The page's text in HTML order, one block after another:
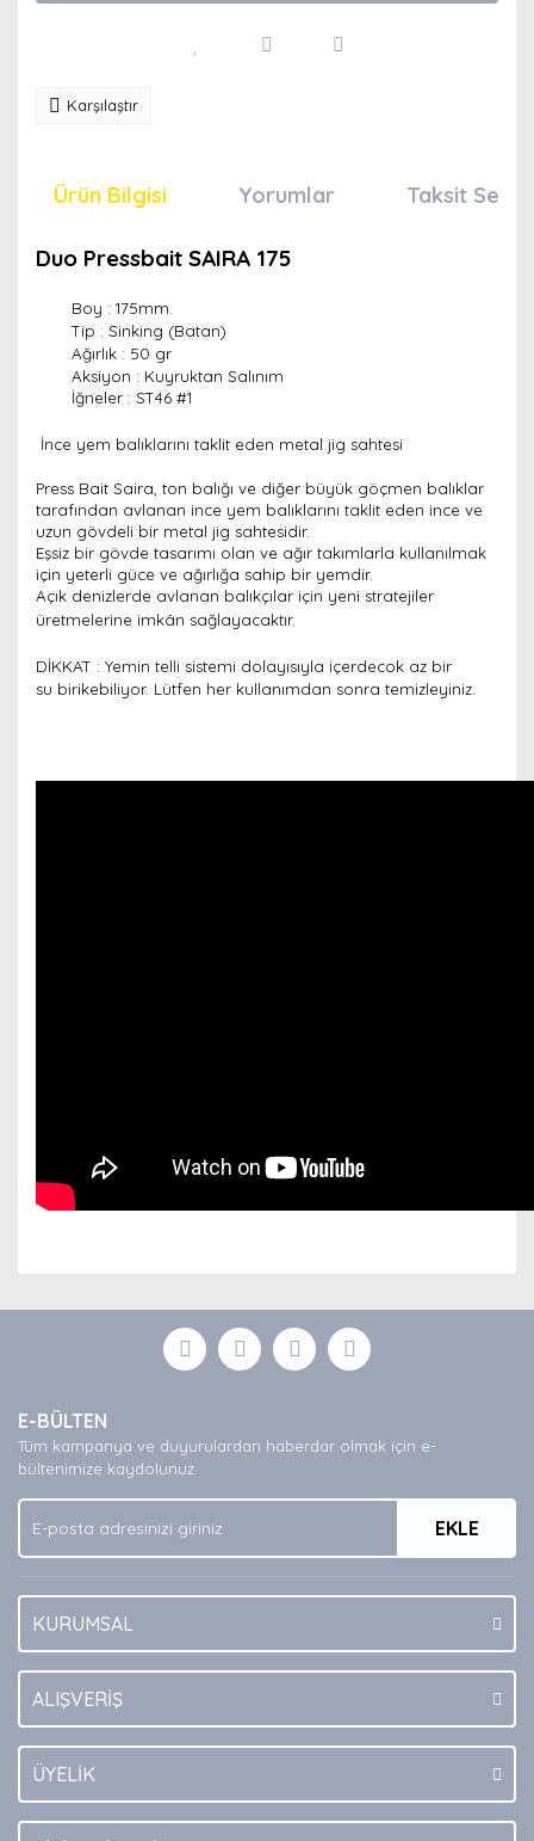
Karşılaştır
Ürün Bilgisi Yorumlar Taksit
Duo Pressbait SAIRA 175
Boy : 175mm.
Tip : Sinking (Batan)
Ağırlık : 50 gr
Aksiyon : Kuyruktan Salınım
İğneler : ST46 #1
İnce yem balıklarını taklit eden metal jig sahtesi
Press Bait Saira, ton balığı ve diğer büyük göçmen balıklar
tarafından avlanan ince yem balıklarını taklit eden ince ve
uzun gövdeli bir metal jig sahtesidir.
Eşsiz bir gövde tasarımı olan ve ağır takımlarla kullanılmak
için yeterli güce ve ağırlığa sahip bir yemdir.
Açık denizlerde avlanan balıkçılar için yeni stratejiler
üretmelerine imkân sağlayacaktır.
DİKKAT : Yemin telli sistemi dolayısıyla içerdecok az bir
su birikebiliyor. Lütfen her kullanımdan sonra temizleyiniz.
Yorum Yaz
formunu kullanarak tarafımıza iletebilirsiniz.
Görüş ve önerileriniz için teşekkür ederiz.
Ürün açıklamasında eksik bilgiler bulunuyor.
Ürün bilgilerinde hatalar bulunuyor.
Ürün fiyatı diğer sitelerden daha pahalı.
Bu ürüne benzer farklı alternatifler olmalı.
E-BÜLTEN
Tüm kampanya ve duyurulardan haberdar olmak için e-
bültenimize kaydolunuz.
EKLE
KURUMSAL
ALIŞVERİŞ
ÜYELİK